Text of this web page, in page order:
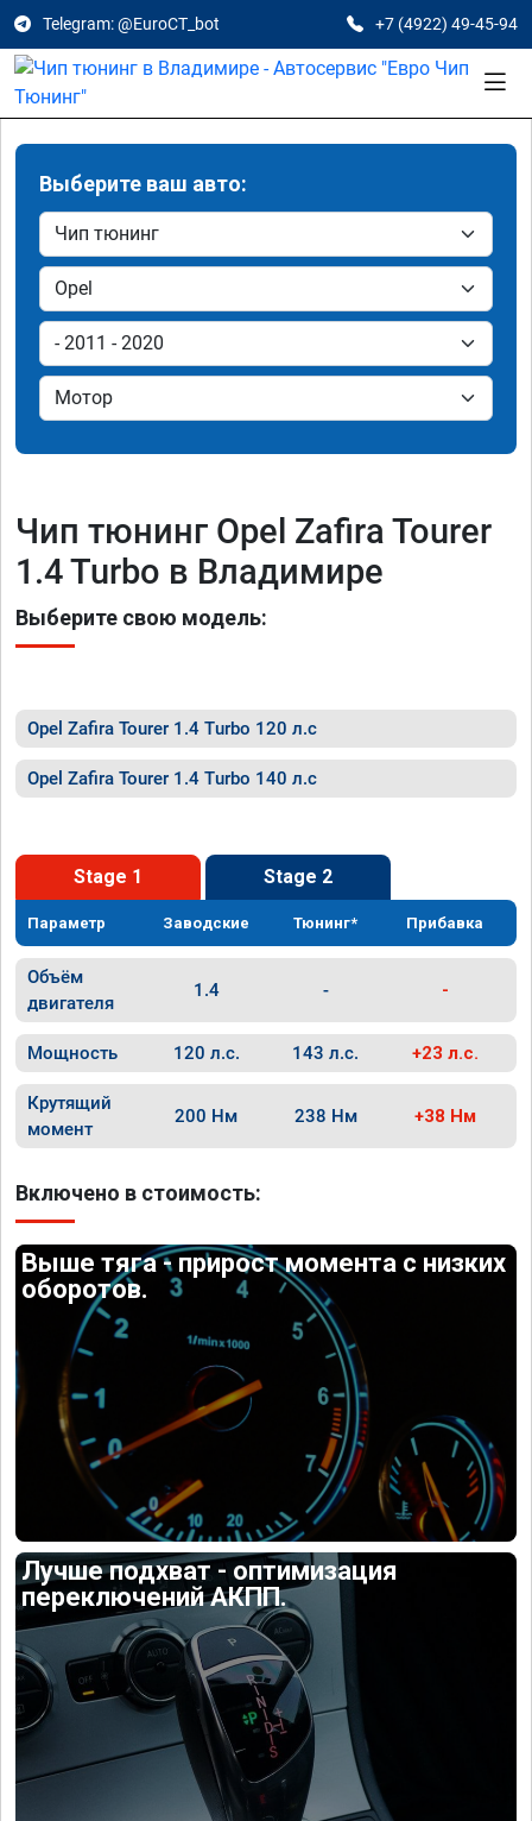
Telegram: @EuroCT_bot +7 (4922) 49-45-94
Выберите ваш авто:
Чип тюнинг Opel Zafira Tourer
1.4 Turbo в Владимире
Выберите свою модель:
Opel Zafira Tourer 1.4 Turbo 120 л.с
Opel Zafira Tourer 1.4 Turbo 140 л.с
Stage 1 Stage 2
Параметр Заводские Тюнинг* Прибавка
Объём
двигателя
1.4 - -
Мощность 120 л.с. 143 л.с. +23 л.с.
Крутящий
момент
200 Нм 238 Нм +38 Нм
Включено в стоимость:
Выше тяга - прирост момента с низких
оборотов.
Лучше подхват - оптимизация
переключений АКПП.